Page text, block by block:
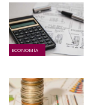
ECONOMÍA